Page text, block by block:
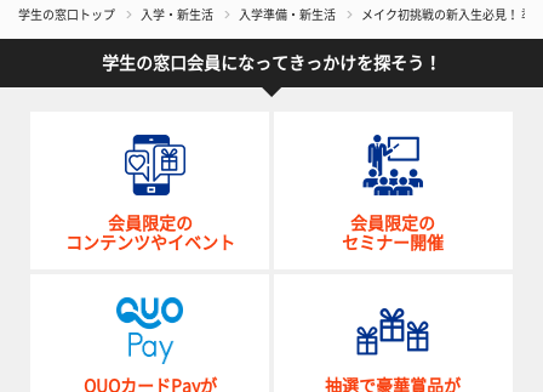
学生の窓口トップ 入学・新生活 入学準備・新生活 メイク初挑戦の新入生必見！ 準
学生の窓口会員になってきっかけを探そう！
会員限定の
コンテンツやイベント
会員限定の
セミナー開催
QUOカードPayが 抽選で豪華賞品が